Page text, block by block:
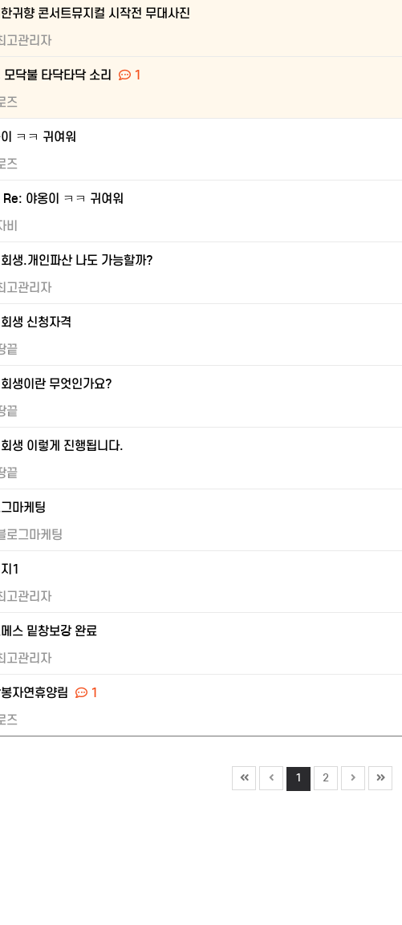
귀향 콘서트뮤지컬 시작전 무대사진
고관리자
모닥불 타닥타닥 소리
1
즈
ㅋㅋ 귀여워
즈
Re: 야옹이 ㅋㅋ 귀여워
비
생.개인파산 나도 가능할까?
고관리자
생 신청자격
끝
생이란 무엇인가요?
끝
생 이렇게 진행됩니다.
끝
마케팅
로그마케팅
1
고관리자
스 밑창보강 완료
고관리자
자연휴양림
1
즈
1 2